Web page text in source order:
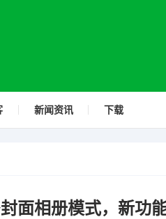
新闻资讯 下载
面相册模式，新功